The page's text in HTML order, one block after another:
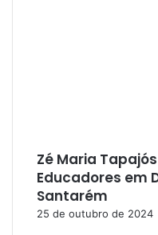
Zé Maria
Educadores em
Santarém
25 de outubro de 2024